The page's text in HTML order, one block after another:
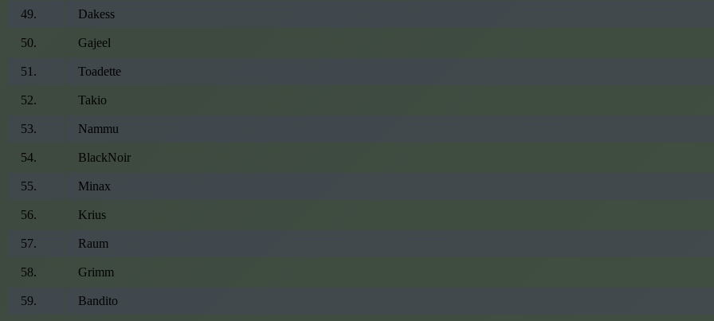
49. Dakess
50. Gajeel
51 . Toadette
52. Takio
53. Nammu
54. BlackNoir
55. Minax
56. Krius
57. Raum
58. Grimm
59. Bandito